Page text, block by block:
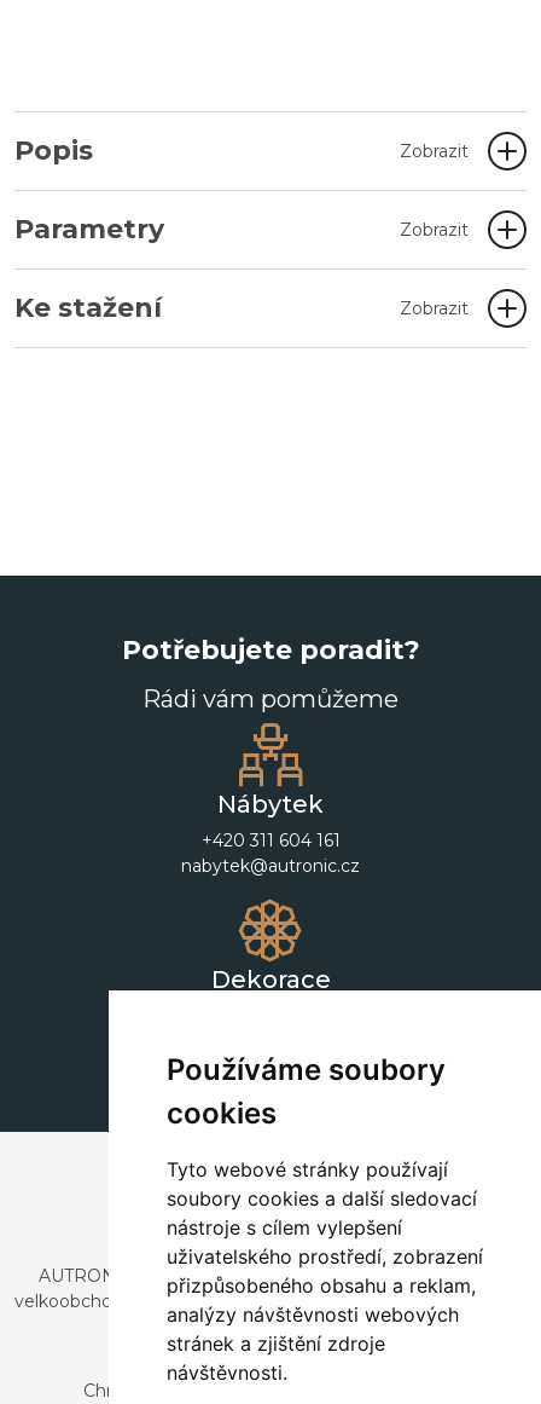
Používáme soubory
cookies
Tyto webové stránky používají
soubory cookies a další sledovací
nástroje s cílem vylepšení
uživatelského prostředí, zobrazení
přizpůsobeného obsahu a reklam,
analýzy návštěvnosti webových
stránek a zjištění zdroje
návštěvnosti.
Popis Zobrazit
Parametry Zobrazit
Ke stažení Zobrazit
Potřebujete poradit?
Rádi vám pomůžeme
Nábytek
+420 311 604 161
nabytek@autronic.cz
Dekorace
AUTRONIC, s.r.o. je společnost zabývající se dovozem a
velkoobchodním prodejem designového i stylového nábytku
a dekorací.
Česká republika
Chrustenice 270, 267 12 Loděnice u Berouna